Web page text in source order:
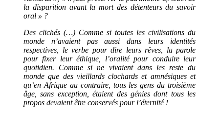
la disparition avant la mort des détenteurs du savoir
oral » ?
Des clichés (…) Comme si toutes les civilisations du
monde n’avaient pas aussi dans leurs identités
respectives, le verbe pour dire leurs rêves, la parole
pour fixer leur éthique, l’oralité pour conduire leur
quotidien. Comme si ne vivaient dans les reste du
monde que des vieillards clochards et amnésiques et
qu’en Afrique au contraire, tous les gens du troisième
âge, sans exception, étaient des génies dont tous les
propos devaient être conservés pour l’éternité !